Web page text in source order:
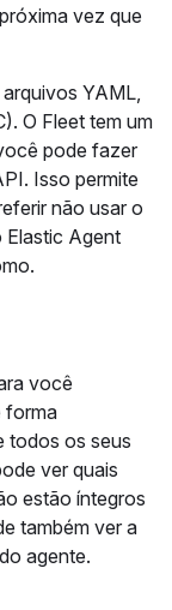
vez que
YAML,
O Fleet tem um
pode fazer
Isso permite
não usar o
Elastic Agent
você
forma
todos os seus
ver quais
estão íntegros
também ver a
agente.